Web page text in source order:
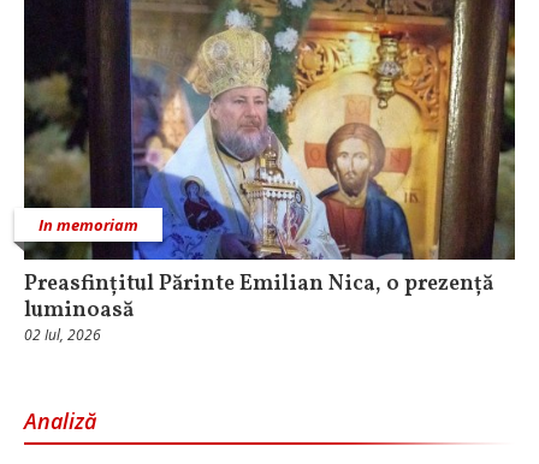
In memoriam
Preasfințitul Părinte Emilian Nica, o prezență
luminoasă
02 Iul, 2026
Analiză